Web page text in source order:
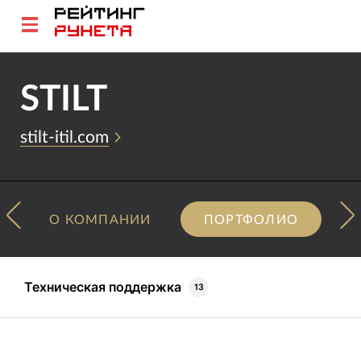
STILT
stilt-itil.com
О КОМПАНИИ ПОРТФОЛИО
Техническая поддержка 13